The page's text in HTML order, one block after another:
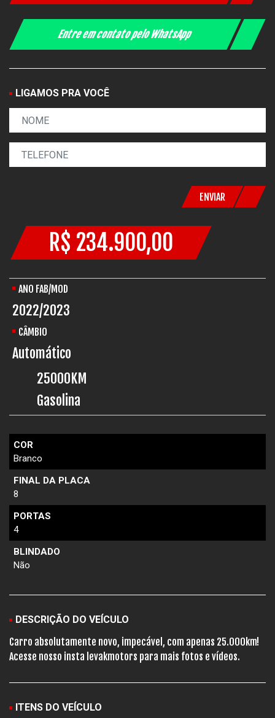
Entre em contato pelo WhatsApp
LIGAMOS PRA VOCÊ
ENVIAR
R$ 234.900,00
ANO FAB/MOD
2022/2023
CÂMBIO
Automático
25000KM
Gasolina
COR
Branco
FINAL DA PLACA
8
PORTAS
4
BLINDADO
Não
DESCRIÇÃO DO VEÍCULO
Carro absolutamente novo, impecável, com apenas 25.000km!
Acesse nosso insta levakmotors para mais fotos e vídeos.
ITENS DO VEÍCULO